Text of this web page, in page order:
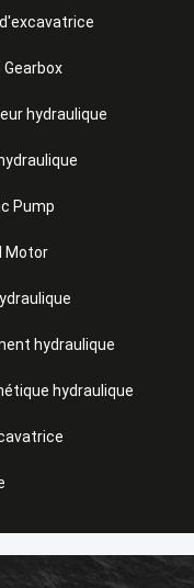
hydraulique
Pump
Motor
hydraulique
hydraulique